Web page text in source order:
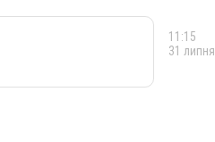
11:15
31 липня